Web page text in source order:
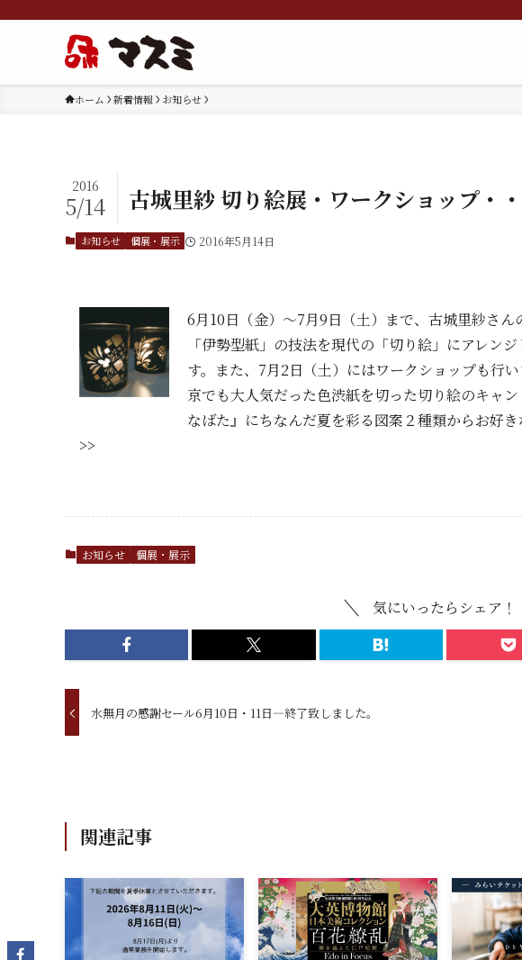
ホーム 新着情報 お知らせ
古城里紗 切り絵展・ワークショップ・
2016
5/14
お知らせ 個展・展示 2016年5月14日
6月10日（金）～7月9日（土）まで、古城里紗さ
「伊勢型紙」の技法を現代の「切り絵」にアレン
す。また、7月2日（土）にはワークショップも行
京でも大人気だった色渋紙を切った切り絵のキャ
なばた』にちなんだ夏を彩る図案２種類からお好き
>>
お知らせ 個展・展示
気にいったらシェア！
水無月の感謝セール6月10日・11日―終了致しました。
関連記事